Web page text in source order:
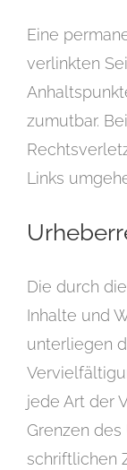
Eine
verlinkten
zumutbar.
Links
Die durch
Inhalte und
unterliegen
jede Art der
Grenzen
schriftlichen